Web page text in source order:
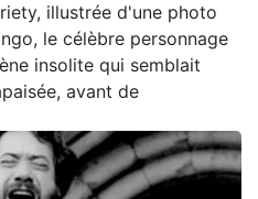
illustrée d'une photo
le célèbre personnage
insolite qui semblait
avant de